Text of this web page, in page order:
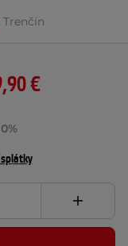
Trenčín
€
0%